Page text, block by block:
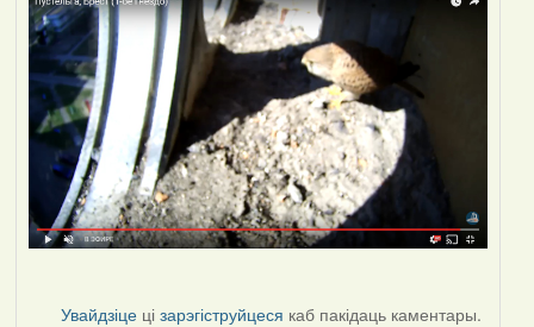
Увайдзіце цізарэгіструйцеся каб пакідаць каментары.